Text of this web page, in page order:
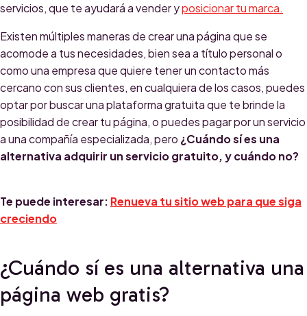
servicios, que te ayudará a vender yposicionar tu marca.
Existen múltiples maneras de crear una página que se
acomode a tus necesidades, bien sea a título personal o
como una empresa que quiere tener un contacto más
cercano con sus clientes, en cualquiera de los casos, puedes
optar por buscar una plataforma gratuita que te brinde la
posibilidad de crear tu página, o puedes pagar por un servicio
a una compañía especializada, pero ¿Cuándo sí es una
alternativa adquirir un servicio gratuito, y cuándo no?
Te puede interesar: Renueva tu sitio web para que siga
creciendo
¿Cuándo sí es una alternativa una
página web gratis?